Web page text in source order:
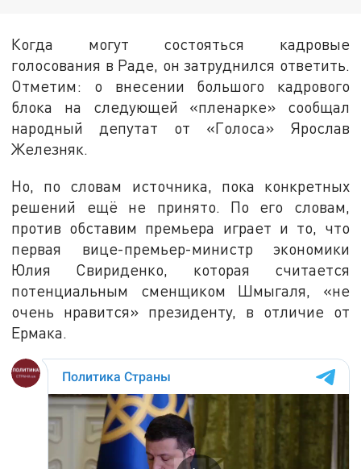
Когда могут состояться кадровые
голосования в Раде, он затруднился ответить.
Отметим: о внесении большого кадрового
блока на следующей «пленарке» сообщал
народный депутат от «Голоса» Ярослав
Железняк.
Но, по словам источника, пока конкретных
решений ещё не принято. По его словам,
против обставим премьера играет и то, что
первая вице-премьер-министр экономики
Юлия Свириденко, которая считается
потенциальным сменщиком Шмыгаля, «не
очень нравится» президенту, в отличие от
Ермака.